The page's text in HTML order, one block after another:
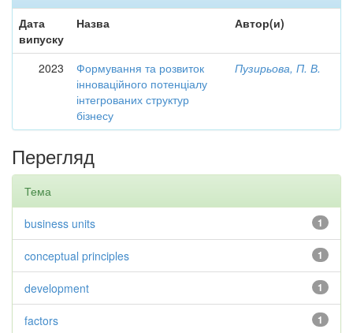
Дата
випуску
Назва Автор(и)
2023
Формування та розвиток
інноваційного потенціалу
інтегрованих структур
бізнесу
Пузирьова, П. В.
Перегляд
Тема
1
business units
1
conceptual principles
1
development
1
factors